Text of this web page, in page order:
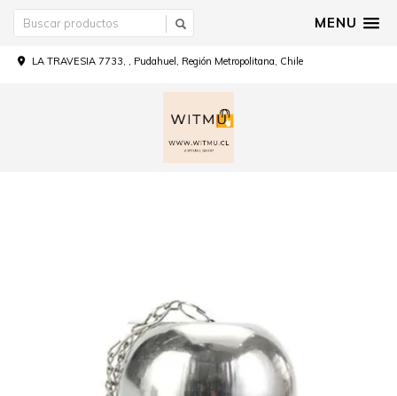
MENU
LA TRAVESIA 7733, , Pudahuel, Región Metropolitana, Chile